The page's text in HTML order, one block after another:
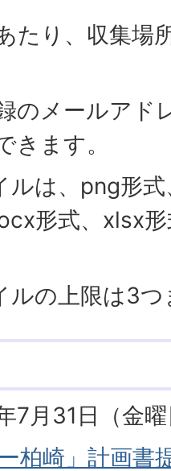
たり、収集場
のメールアド
きます。
ルは、png形
形式、xlsx
ルの上限は3
7月31日（金
柏崎」計画書